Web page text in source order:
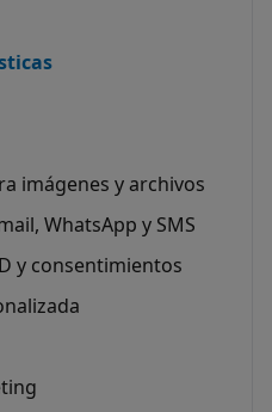
imágenes y archivos
WhatsApp y SMS
y consentimientos